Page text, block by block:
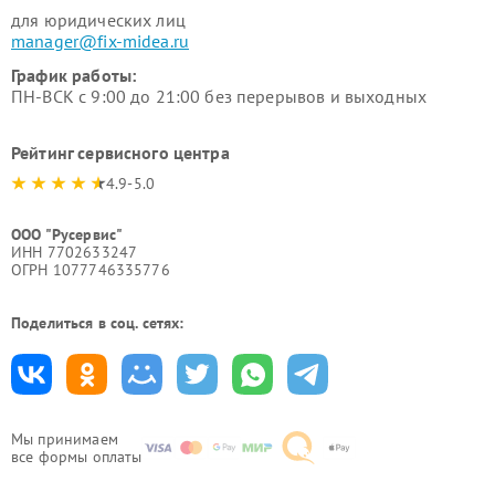
Мы принимаем
все формы оплаты
для юридических лиц
manager@fix-midea.ru
График работы:
ПН-ВСК с 9:00 до 21:00 без перерывов и выходных
Рейтинг сервисного центра
4.9-5.0
ООО "Русервис"
ИНН 7702633247
ОГРН 1077746335776
Поделиться в соц. сетях: